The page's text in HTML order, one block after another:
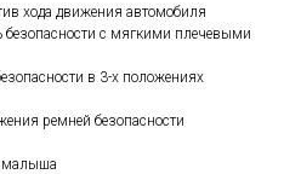
хода движения автомобиля
с мягкими плечевыми
в 3-х положениях
ремней безопасности
малыша